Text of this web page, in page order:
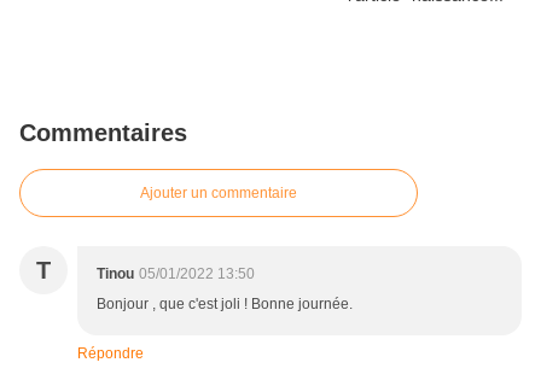
Commentaires
Ajouter un commentaire
T Tinou 05/01/2022 13:50
Bonjour , que c'est joli ! Bonne journée.
Répondre